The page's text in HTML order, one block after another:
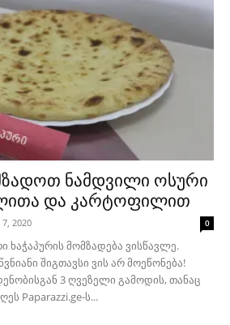
ნამდვილი ოსური
და კარტოფილით
2020 0
მომზადება ვისწავლე.
შიგთავსი ვის არ მოეწონება!
3 ღვეზელი გამოდის, თანაც
Paparazzi.ge-ს...